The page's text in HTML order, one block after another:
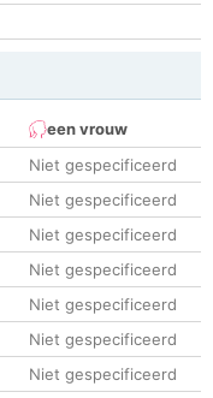
een vrouw
Niet gespecificeerd
Niet gespecificeerd
Niet gespecificeerd
Niet gespecificeerd
Niet gespecificeerd
Niet gespecificeerd
Niet gespecificeerd